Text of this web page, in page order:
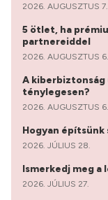
2026. AUGUSZTUS 7.
5 ötlet, ha
partnereiddel
2026. AUGUSZTUS 6.
A kiberbiztonság
ténylegesen?
2026. AUGUSZTUS 6.
Hogyan
2026. JÚLIUS 28.
Ismerkedj meg a
2026. JÚLIUS 27.